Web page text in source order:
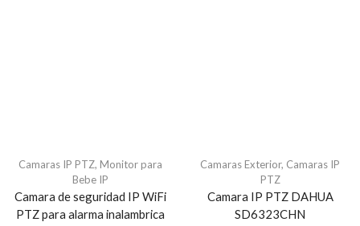
Camaras IP PTZ, Monitor para
Bebe IP
Camara de seguridad IP WiFi
PTZ para alarma inalambrica
Camaras Exterior, Camaras IP
PTZ
Camara IP PTZ DAHUA
SD6323CHN